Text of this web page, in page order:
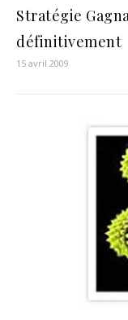
Stratégie
définitivement
15 avril 2009